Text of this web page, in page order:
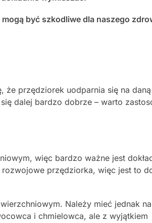
być szkodliwe dla naszego
że przędziorek uodparnia się na daną
dalej bardzo dobrze – warto
więc bardzo ważne jest
rozwojowe przędziorka, więc jest to
Należy mieć jednak
i chmielowca, ale z wyjątkiem